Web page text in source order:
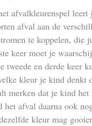
afvalkleurenspel leert
afval aan de
te koppelen, die
keer moet je
tweede en derde keer
kleur je kind denkt
merken dat je kind
afval daarna ook
kleur mag